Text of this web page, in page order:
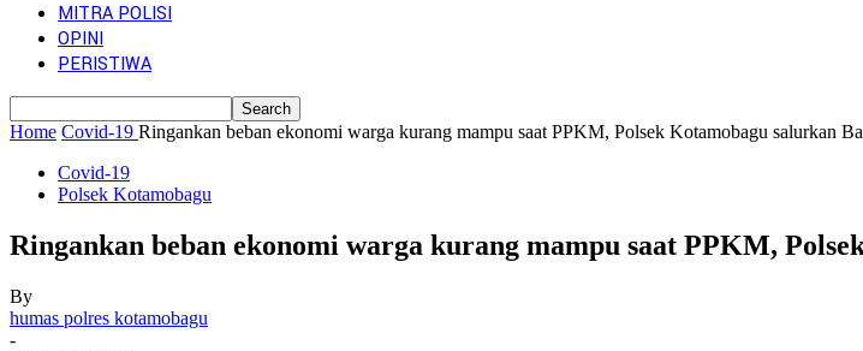
MITRA POLISI
OPINI
PERISTIWA
Home Covid-19 Ringankan beban ekonomi warga kurang mampu saat PPKM, Polsek Kotamobagu salurkan
Covid-19
Polsek Kotamobagu
Ringankan beban ekonomi warga kurang mampu saat PPKM,
By
humas polres kotamobagu
-